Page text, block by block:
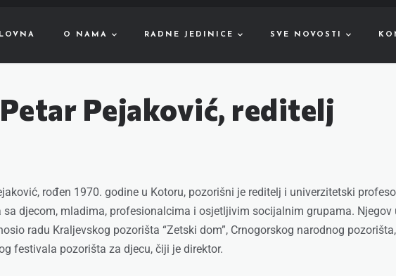
O NAMA RADNE JEDINICE SVE NOVOSTI
Pejaković, reditelj
rođen 1970. godine u Kotoru, pozorišni je reditelj i univerzitetski
sa djecom, mladima, profesionalcima i osjetljivim socijalnim grupama.
radu Kraljevskog pozorišta “Zetski dom”, Crnogorskog narodnog
festivala pozorišta za djecu, čiji je direktor.